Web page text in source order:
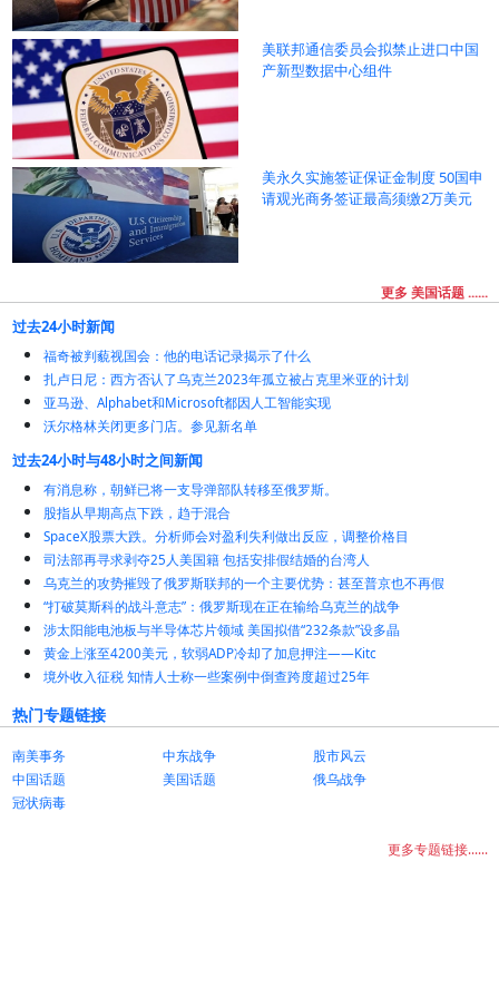
美联邦通信委员会拟禁止进口中国
产新型数据中心组件
美永久实施签证保证金制度 50国申
请观光商务签证最高须缴2万美元
更多 美国话题 ......
过去24小时新闻
福奇被判藐视国会：他的电话记录揭示了什么
扎卢日尼：西方否认了乌克兰2023年孤立被占克里米亚的计划
亚马逊、Alphabet和Microsoft都因人工智能实现
沃尔格林关闭更多门店。参见新名单
过去24小时与48小时之间新闻
有消息称，朝鲜已将一支导弹部队转移至俄罗斯。
股指从早期高点下跌，趋于混合
SpaceX股票大跌。分析师会对盈利失利做出反应，调整价格目
司法部再寻求剥夺25人美国籍 包括安排假结婚的台湾人
乌克兰的攻势摧毁了俄罗斯联邦的一个主要优势：甚至普京也不再假
“打破莫斯科的战斗意志”：俄罗斯现在正在输给乌克兰的战争
涉太阳能电池板与半导体芯片领域 美国拟借“232条款”设多晶
黄金上涨至4200美元，软弱ADP冷却了加息押注——Kitc
境外收入征税 知情人士称一些案例中倒查跨度超过25年
热门专题链接
南美事务 中东战争
股市风云
中国话题
美国话题
俄乌战争
冠状病毒
更多专题链接......